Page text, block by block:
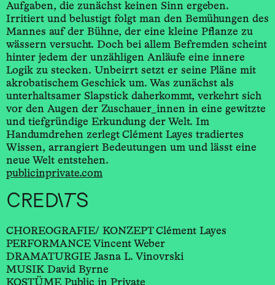
Aufgaben, die zunächst keinen Sinn ergeben.
Irritiert und belustigt folgt man den Bemühungen des
Mannes auf der Bühne, der eine kleine Pflanze zu
wässern versucht. Doch bei allem Befremden scheint
hinter jedem der unzähligen Anläufe eine innere
Logik zu stecken. Unbeirrt setzt er seine Pläne mit
akrobatischem Geschick um. Was zunächst als
unterhaltsamer Slapstick daherkommt, verkehrt sich
vor den Augen der Zuschauer_innen in eine gewitzte
und tiefgründige Erkundung der Welt. Im
Handumdrehen zerlegt Clément Layes tradiertes
Wissen, arrangiert Bedeutungen um und lässt eine
neue Welt entstehen.
publicinprivate.com
CREDITS
CHOREOGRAFIE/ KONZEPT Clément Layes
PERFORMANCE Vincent Weber
DRAMATURGIE Jasna L. Vinovrski
MUSIK David Byrne
KOSTÜME Public in Private